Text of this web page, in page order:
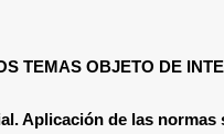
TEMAS OBJETO DE
Aplicación de las normas